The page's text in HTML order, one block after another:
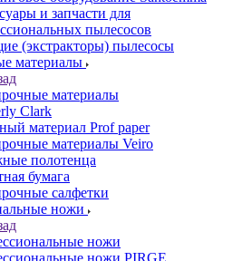
и запчасти для
пылесосов
(экстракторы) пылесосы
материалы
материалы
Clark
материал Prof paper
материалы Veiro
полотенца
бумага
салфетки
ножи
ножи
ножи PIRGE